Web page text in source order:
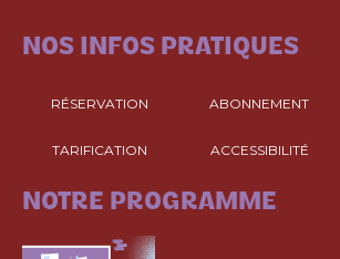
NOS INFOS PRATIQUES
RÉSERVATION ABONNEMENT
TARIFICATION ACCESSIBILITÉ
NOTRE PROGRAMME